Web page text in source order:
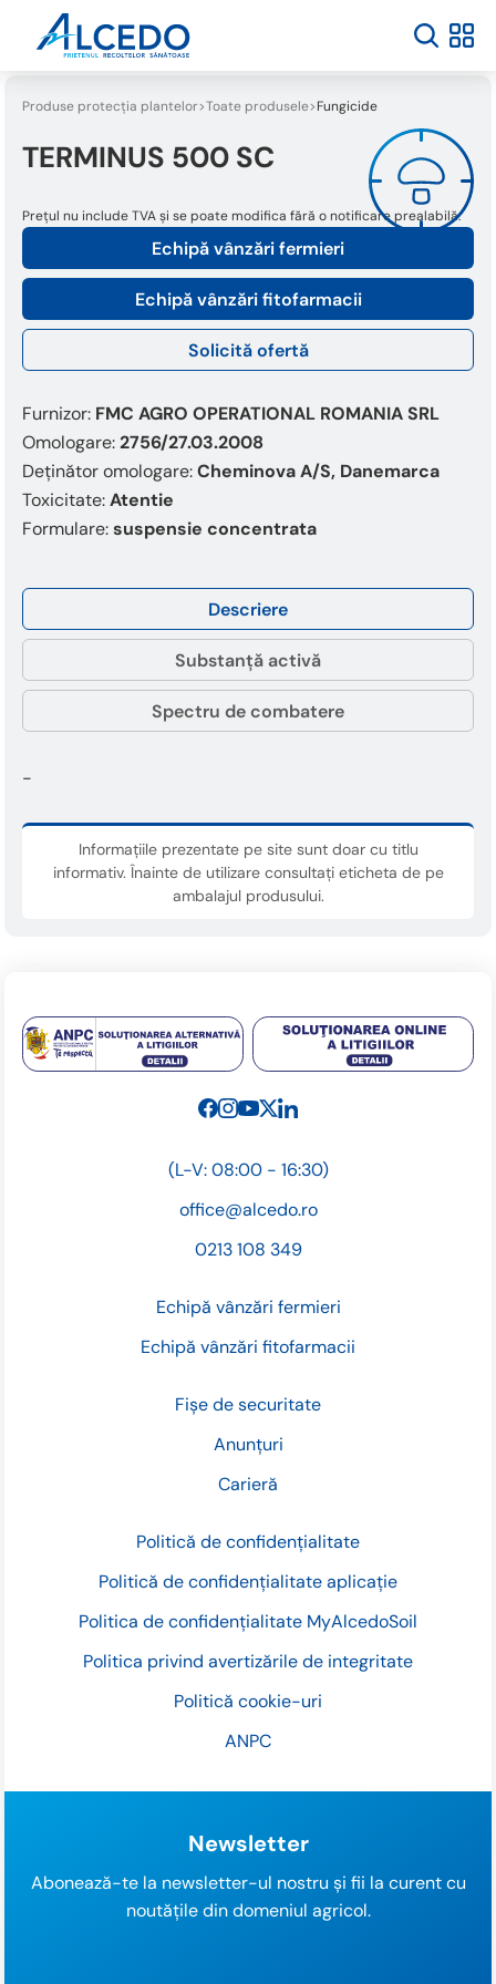
Produse protecția plantelor Toate produsele Fungicide
TERMINUS 500 SC
Echipă vânzări fermieri
Echipă vânzări fitofarmacii
Solicită ofertă
Prețul nu include TVA și se poate modifica fără o notificare prealabilă.
Furnizor: FMC AGRO OPERATIONAL ROMANIA SRL
Omologare:2756/27.03.2008
Deținător omologare:Cheminova A/S, Danemarca
Toxicitate:Atentie
Formulare:suspensie concentrata
Descriere
-
Substanță activă
Spectru de combatere
Informațiile prezentate pe site sunt doar cu titlu
informativ. Înainte de utilizare consultați eticheta de pe
ambalajul produsului.
Fișe de securitate
Anunțuri
Carieră
Politică de confidențialitate
Politică de confidențialitate aplicație
Politica de confidențialitate MyAlcedoSoil
Politica privind avertizările de integritate
Politică cookie-uri
ANPC
(L-V: 08:00 - 16:30)
office@alcedo.ro
0213 108 349
Echipă vânzări fermieri
Echipă vânzări fitofarmacii
Newsletter
Abonează-te la newsletter-ul nostru și fii la curent cu
noutățile din domeniul agricol.